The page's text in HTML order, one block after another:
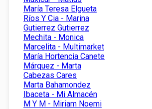
María Teresa Elgueta
Ríos Y Cia - Marina
Gutierrez Gutierrez
Mechita - Monica
Marcelita - Multimarket
María Hortencia Canete
Márquez - Marta
Cabezas Cares
Marta Bahamondez
Ibaceta - Mi Almacén
M Y M - Miriam Noemi